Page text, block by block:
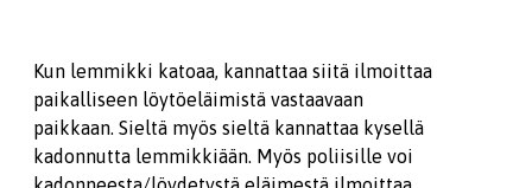
Kun lemmikki katoaa, kannattaa siitä ilmoittaa
paikalliseen löytöeläimistä vastaavaan
paikkaan. Sieltä myös sieltä kannattaa kysellä
kadonnutta lemmikkiään. Myös poliisille voi